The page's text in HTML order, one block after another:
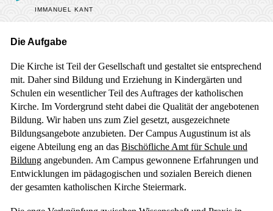
IMMANUEL KANT
Die Aufgabe
Die Kirche ist Teil der Gesellschaft und gestaltet sie entsprechend
mit. Daher sind Bildung und Erziehung in Kindergärten und
Schulen ein wesentlicher Teil des Auftrages der katholischen
Kirche. Im Vordergrund steht dabei die Qualität der angebotenen
Bildung. Wir haben uns zum Ziel gesetzt, ausgezeichnete
Bildungsangebote anzubieten. Der Campus Augustinum ist als
eigene Abteilung eng an das Bischöfliche Amt für Schule und
Bildung angebunden. Am Campus gewonnene Erfahrungen und
Entwicklungen im pädagogischen und sozialen Bereich dienen
der gesamten katholischen Kirche Steiermark.